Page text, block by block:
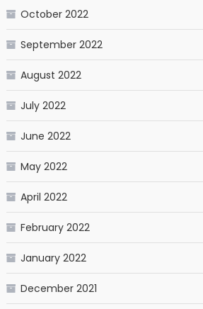
October 2022
September 2022
August 2022
July 2022
June 2022
May 2022
April 2022
February 2022
January 2022
December 2021